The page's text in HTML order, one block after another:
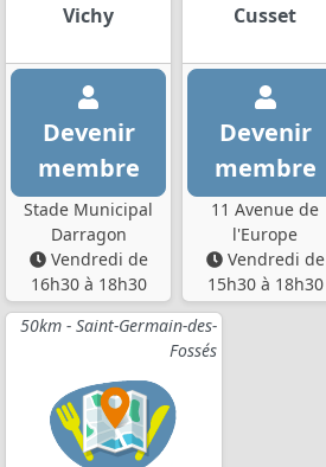
Vichy
Devenir
membre
Stade Municipal
Darragon
Vendredi de
16h30 à 18h30
Cusset
Devenir
membre
11 Avenue de
l'Europe
Vendredi de
15h30 à 18h30
50km - Saint-Germain-des-
Fossés